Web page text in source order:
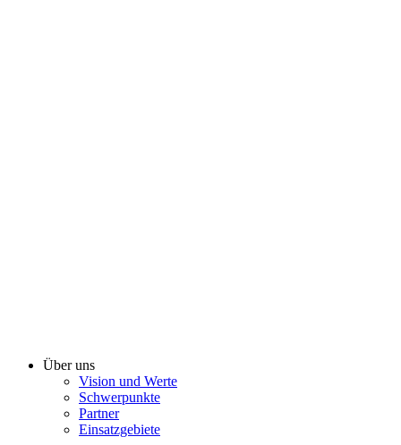
Über uns
Vision und Werte
Schwerpunkte
Partner
Einsatzgebiete